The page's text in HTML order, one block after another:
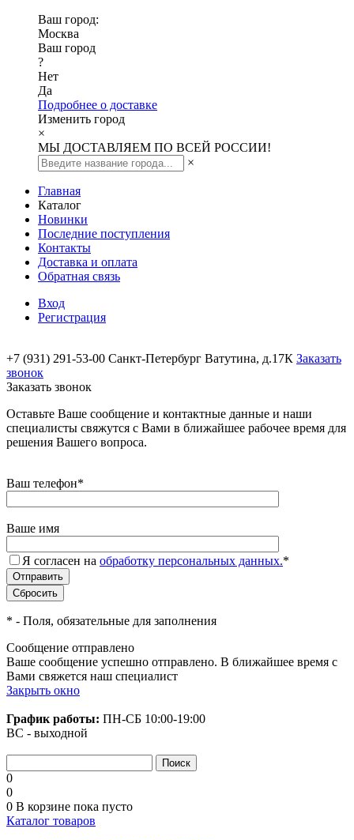
Ваш город:
Москва
Ваш город
?
Нет
Да
Подробнее о доставке
Изменить город
×
МЫ ДОСТАВЛЯЕМ ПО ВСЕЙ РОССИИ!
×
Главная
Каталог
Новинки
Последние поступления
Контакты
Доставка и оплата
Обратная связь
Вход
Регистрация
+7 (931) 291-53-00 Санкт-Петербург Ватутина, д.17К Заказать
звонок
Заказать звонок
Оставьте Ваше сообщение и контактные данные и наши
специалисты свяжутся с Вами в ближайшее рабочее время для
решения Вашего вопроса.
Ваш телефон*
Ваше имя
Я согласен на обработку персональных данных.*
* - Поля, обязательные для заполнения
Сообщение отправлено
Ваше сообщение успешно отправлено. В ближайшее время с
Вами свяжется наш специалист
Закрыть окно
График работы: ПН-СБ 10:00-19:00
ВС - выходной
0
0
0 В корзине пока пусто
Каталог товаров